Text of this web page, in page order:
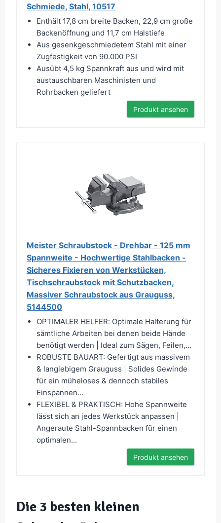
Schmiede, Stahl, 10517
Enthält 17,8 cm breite Backen, 22,9 cm große
Backenöffnung und 11,7 cm Halstiefe
Aus gesenkgeschmiedetem Stahl mit einer
Zugfestigkeit von 90.000 PSI
Ausübt 4,5 kg Spannkraft aus und wird mit
austauschbaren Maschinisten und
Rohrbacken geliefert
Produkt ansehen
Meister Schraubstock - Drehbar - 125 mm
Spannweite - Hochwertige Stahlbacken -
Sicheres Fixieren von Werkstücken,
Tischschraubstock mit Schutzbacken,
Massiver Schraubstock aus Grauguss,
5144500
OPTIMALER HELFER: Optimale Halterung für
sämtliche Arbeiten bei denen beide Hände
benötigt werden | Ideal zum Sägen, Feilen,...
ROBUSTE BAUART: Gefertigt aus massivem
& langlebigem Grauguss | Solides Gewinde
für ein müheloses & dennoch stabiles
Einspannen...
FLEXIBEL & PRAKTISCH: Hohe Spannweite
lässt sich an jedes Werkstück anpassen |
Angeraute Stahl-Spannbacken für einen
optimalen...
Produkt ansehen
Die 3 besten kleinen